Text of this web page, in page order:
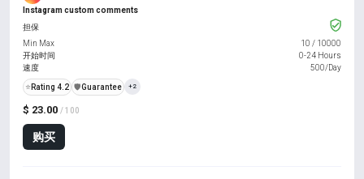
Instagram custom comments
$ 23.00 / 100
购买
担保
Min Max
10 / 10000
开始时间
0-24 Hours
速度
500/Day
⭐ Rating 4.2 ️🛡️Guarantee +2